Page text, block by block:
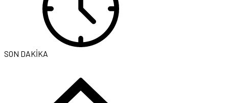
SON DAKİKA